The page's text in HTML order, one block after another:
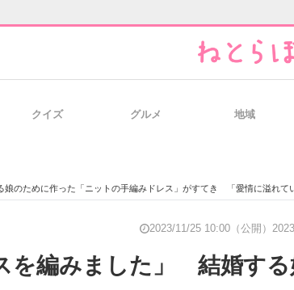
クイズ グルメ 地域
娘のために作った「ニットの手編みドレス」がすてき 「愛情に溢れて
2023/11/25 10:00（公開）
を編みました」 結婚す